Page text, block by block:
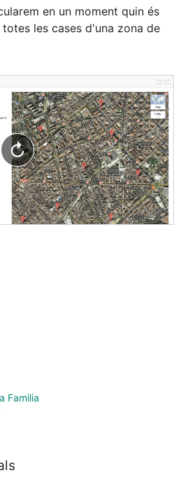
en un moment quin és
les cases d'una zona de
Familia